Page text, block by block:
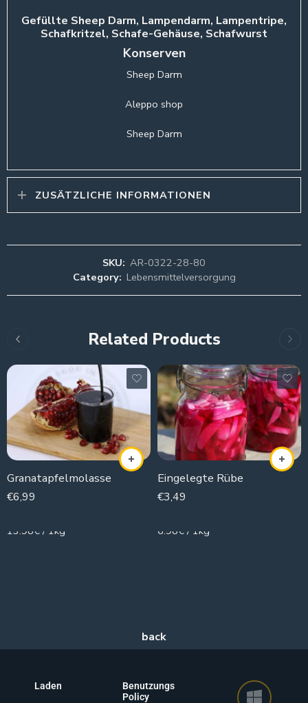
Gefüllte Sheep Darm, Lampendarm, Lampentripe,
Schafkritzel, Schafe-Gehäuse, Schafwurst
Konserven
Sheep Darm
Aleppo shop
Sheep Darm
ZUSÄTZLICHE INFORMATIONEN
SKU: AR-0322-28-80
Category: Lebensmittelversorgung
Related Products
Granatapfelmolasse
€6,99
13.98€ / 1kg
Eingelegte Rübe
€3,49
6.98€ / 1kg
Laden
Benutzungs
Policy